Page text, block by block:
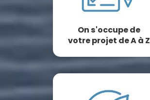
On s'occupe de
votre projet de A à Z